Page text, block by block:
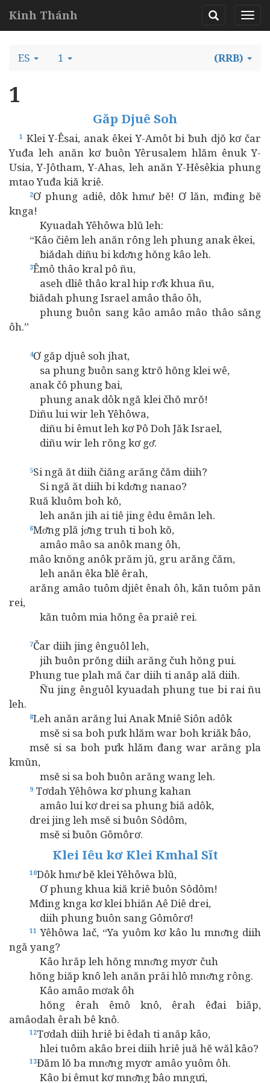
Kinh Thánh
ES 1 (RRB)
1
Găp Djuê Soh
1 Klei Y-Êsai, anak êkei Y-Amôt bi ƀuh djŏ kơ čar
Yuđa leh anăn kơ ƀuôn Yêrusalem hlăm ênuk Y-
Usia, Y-Jôtham, Y-Ahas, leh anăn Y-Hêsêkia phung
mtao Yuđa kiă kriê.
2Ơ phung adiê, dôk hmư̆ bĕ! Ơ lăn, mđing bĕ
knga!
Kyuadah Yêhôwa blŭ leh:
“Kâo čiêm leh anăn rông leh phung anak êkei,
ƀiădah diñu bi kdơ̆ng hŏng kâo leh.
3Êmô thâo kral pô ñu,
aseh dliê thâo kral hip rơ̆k khua ñu,
ƀiădah phung Israel amâo thâo ôh,
phung ƀuôn sang kâo amâo mâo thâo săng
ôh.”
4Ơ găp djuê soh jhat,
sa phung ƀuôn sang ktrŏ hŏng klei wê,
anak čô phung ƀai,
phung anak dôk ngă klei čhŏ mrŏ!
Diñu lui wir leh Yêhôwa,
diñu bi êmut leh kơ Pô Doh Jăk Israel,
diñu wir leh rŏng kơ gơ̆.
5Si ngă ăt diih čiăng arăng čăm diih?
Si ngă ăt diih bi kdơ̆ng nanao?
Ruă kluôm boh kŏ,
leh anăn jih ai tiê jing êdu êmăn leh.
6Mơ̆ng plă jơ̆ng truh ti boh kŏ,
amâo mâo sa anôk mang ôh,
mâo knŏng anôk prăm jŭ, gru arăng čăm,
leh anăn êka ƀlĕ êrah,
arăng amâo tuôm djiêt ênah ôh, kăn tuôm păn
rei,
kăn tuôm mia hŏng êa praiê rei.
7Čar diih jing ênguôl leh,
jih ƀuôn prŏng diih arăng čuh hŏng pui.
Phung tue plah mă čar diih ti anăp ală diih.
Ñu jing ênguôl kyuadah phung tue bi rai ñu
leh.
8Leh anăn arăng lui Anak Mniê Siôn adôk
msĕ si sa boh pưk hlăm war boh kriăk ƀâo,
msĕ si sa boh pưk hlăm đang war arăng pla
kmŭn,
msĕ si sa boh ƀuôn arăng wang leh.
9 Tơdah Yêhôwa kơ phung kahan
amâo lui kơ drei sa phung ƀiă adôk,
drei jing leh msĕ si ƀuôn Sôdôm,
msĕ si ƀuôn Gômôrơ.
Klei Iêu kơ Klei Kmhal Sĭt
10Dôk hmư̆ bĕ klei Yêhôwa blŭ,
Ơ phung khua kiă kriê ƀuôn Sôdôm!
Mđing knga kơ klei bhiăn Aê Diê drei,
diih phung ƀuôn sang Gômôrơ!
11 Yêhôwa lač, “Ya yuôm kơ kâo lu mnơ̆ng diih
ngă yang?
Kâo hrăp leh hŏng mnơ̆ng myơr čuh
hŏng biăp knô leh anăn prăi hlô mnơ̆ng rông.
Kâo amâo mơak ôh
hŏng êrah êmô knô, êrah êđai biăp,
amâodah êrah bê knô.
12Tơdah diih hriê bi êdah ti anăp kâo,
hlei tuôm akâo brei diih hriê juă hĕ wăl kâo?
13Đăm lŏ ba mnơ̆ng myơr amâo yuôm ôh.
Kâo bi êmut kơ mnơ̆ng ƀâo mngưi,